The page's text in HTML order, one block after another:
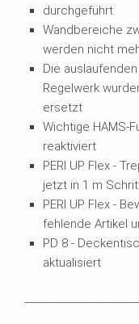
durchgeführt
Wandbereiche
werden nicht
Die
Regelwerk
ersetzt
Wichtige HAMS-
reaktiviert
PERI UP Flex -
jetzt in 1 m
PERI UP Flex -
fehlende Artikel
PD 8 -
aktualisiert